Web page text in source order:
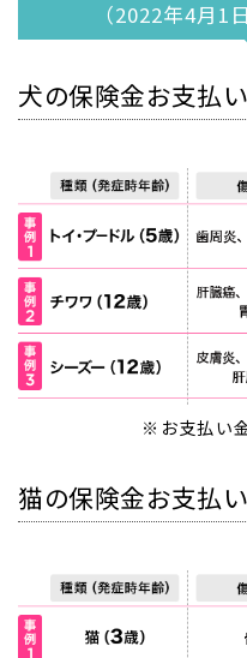
（2022年4月1
犬の保険金お支払
※お支払い
猫の保険金お支払